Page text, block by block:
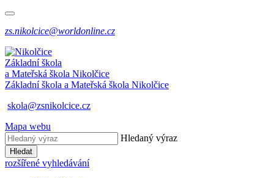
zs.nikolcice@worldonline.cz
Základní škola
a Mateřská škola Nikolčice
Základní škola a Mateřská škola Nikolčice
skola@zsnikolcice.cz
Mapa webu
Hledaný výraz
Hledat
rozšířené vyhledávání